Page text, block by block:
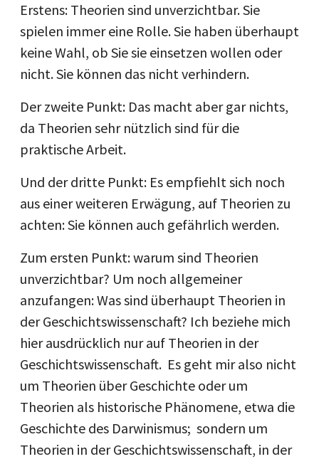
Erstens: Theorien sind unverzichtbar. Sie
spielen immer eine Rolle. Sie haben überhaupt
keine Wahl, ob Sie sie einsetzen wollen oder
nicht. Sie können das nicht verhindern.
Der zweite Punkt: Das macht aber gar nichts,
da Theorien sehr nützlich sind für die
praktische Arbeit.
Und der dritte Punkt: Es empfiehlt sich noch
aus einer weiteren Erwägung, auf Theorien zu
achten: Sie können auch gefährlich werden.
Zum ersten Punkt: warum sind Theorien
unverzichtbar? Um noch allgemeiner
anzufangen: Was sind überhaupt Theorien in
der Geschichtswissenschaft? Ich beziehe mich
hier ausdrücklich nur auf Theorien in der
Geschichtswissenschaft. Es geht mir also nicht
um Theorien über Geschichte oder um
Theorien als historische Phänomene, etwa die
Geschichte des Darwinismus; sondern um
Theorien in der Geschichtswissenschaft, in der